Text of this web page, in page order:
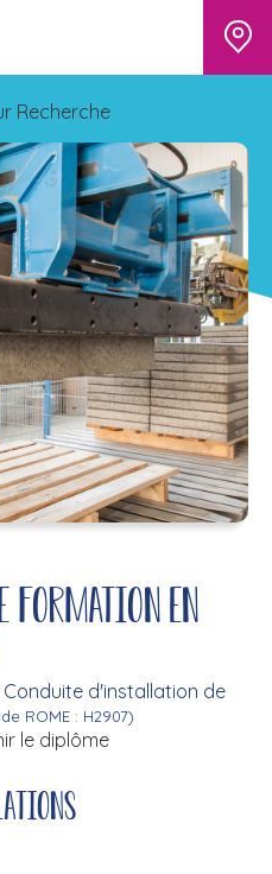
Recherche
formation en
Conduite d'installation de
ROME : H2907)
le diplôme